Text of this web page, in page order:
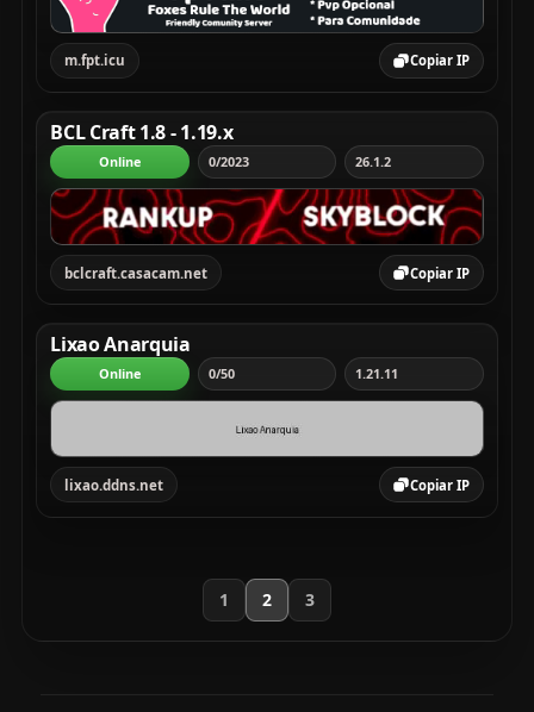
m.fpt.icu Copiar IP
bclcraft.casacam.net Copiar IP
BCL Craft 1.8 - 1.19.x
Online 0/2023 26.1.2
lixao.ddns.net Copiar IP
Lixao Anarquia
Online 0/50 1.21.11
1 2 3